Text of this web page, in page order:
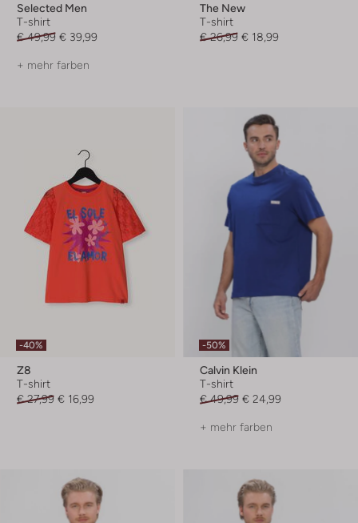
Selected Men
T-shirt
€ 49,99 € 39,99
+ mehr farben
The New
T-shirt
€ 26,99 € 18,99
-40%
Z8
T-shirt
€ 27,99 € 16,99
-50%
Calvin Klein
T-shirt
€ 49,99 € 24,99
+ mehr farben